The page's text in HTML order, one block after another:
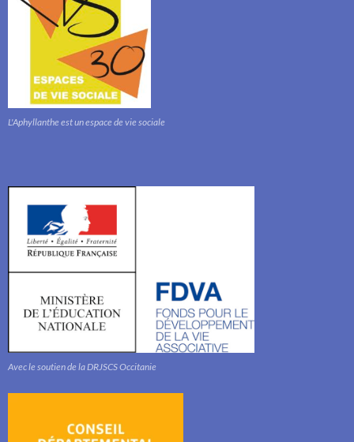
L'Aphyllanthe est un espace de vie sociale
Avec le soutien de la DRJSCS Occitanie